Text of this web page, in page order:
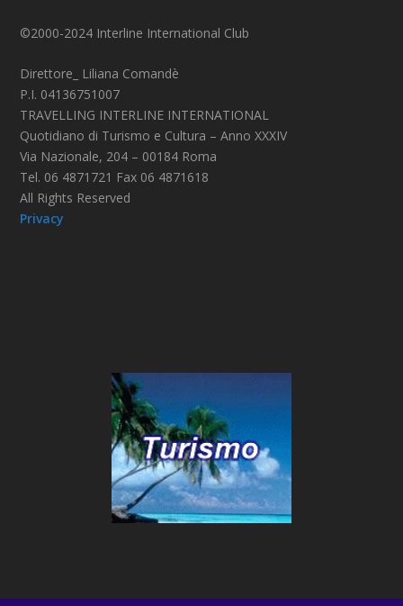
©2000-2024 Interline International Club
Direttore_ Liliana Comandè
P.I. 04136751007
TRAVELLING INTERLINE INTERNATIONAL
Quotidiano di Turismo e Cultura – Anno XXXIV
Via Nazionale, 204 – 00184 Roma
Tel. 06 4871721 Fax 06 4871618
All Rights Reserved
Privacy